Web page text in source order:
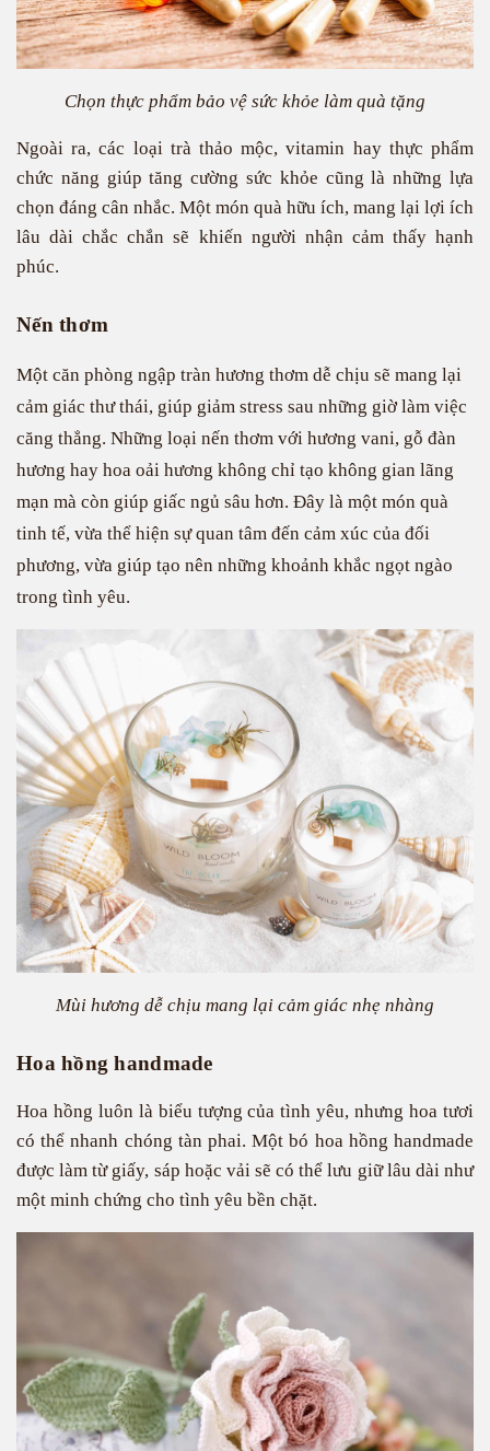
Chọn thực phẩm bảo vệ sức khỏe làm quà tặng
Ngoài ra, các loại trà thảo mộc, vitamin hay thực phẩm
chức năng giúp tăng cường sức khỏe cũng là những lựa
chọn đáng cân nhắc. Một món quà hữu ích, mang lại lợi ích
lâu dài chắc chắn sẽ khiến người nhận cảm thấy hạnh
phúc.
Nến thơm
Một căn phòng ngập tràn hương thơm dễ chịu sẽ mang lại
cảm giác thư thái, giúp giảm stress sau những giờ làm việc
căng thẳng. Những loại nến thơm với hương vani, gỗ đàn
hương hay hoa oải hương không chỉ tạo không gian lãng
mạn mà còn giúp giấc ngủ sâu hơn. Đây là một món quà
tinh tế, vừa thể hiện sự quan tâm đến cảm xúc của đối
phương, vừa giúp tạo nên những khoảnh khắc ngọt ngào
trong tình yêu.
Mùi hương dễ chịu mang lại cảm giác nhẹ nhàng
Hoa hồng handmade
Hoa hồng luôn là biểu tượng của tình yêu, nhưng hoa tươi
có thể nhanh chóng tàn phai. Một bó hoa hồng handmade
được làm từ giấy, sáp hoặc vải sẽ có thể lưu giữ lâu dài như
một minh chứng cho tình yêu bền chặt.